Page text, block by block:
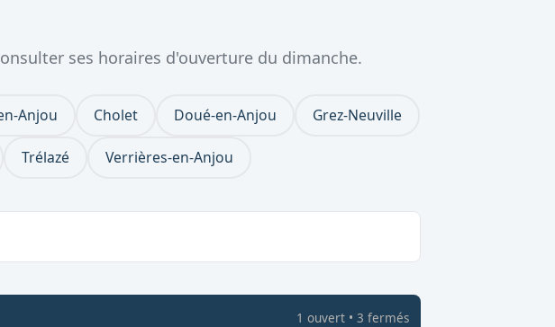
ses horaires d'ouverture du dimanche.
Anjou Cholet Doué-en-Anjou Grez-Neuville
Trélazé Verrières-en-Anjou
1 ouvert• 3 fermés